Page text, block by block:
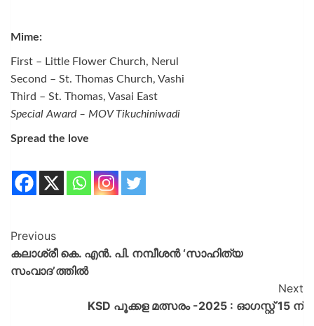
Mime:
First – Little Flower Church, Nerul
Second – St. Thomas Church, Vashi
Third – St. Thomas, Vasai East
Special Award – MOV Tikuchiniwadi
Spread the love
Previous
കലാശ്രീ കെ. എന്‍. പി. നമ്പീശന്‍ ‘സാഹിത്യ
സംവാദ’ത്തിൽ
Next
KSD പൂക്കള മത്സരം -2025 : ഓഗസ്റ്റ് 15 ന്